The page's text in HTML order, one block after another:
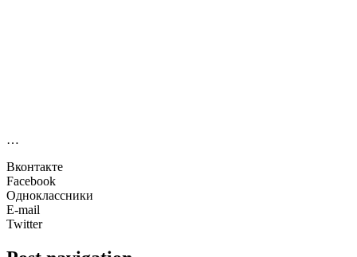
…
Вконтакте
Facebook
Одноклассники
E-mail
Twitter